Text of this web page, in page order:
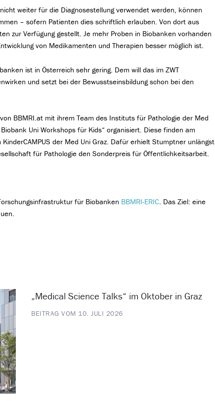
weiter für die Diagnosestellung verwendet werden, können
– sofern Patienten dies schriftlich erlauben. Von dort aus
zur Verfügung gestellt. Je mehr Proben in Biobanken vorhanden
von Medikamenten und Therapien besser möglich ist.
ist in Österreich sehr gering. Dem will das im ZWT
und setzt bei der Bewusstseinsbildung schon bei den
BBMRI.at mit ihrem Team des Instituts für Pathologie der Med
Uni Workshops für Kids“ organisiert. Diese finden am
der Med Uni Graz. Dafür erhielt Stumptner unlängst
für Pathologie den Sonderpreis für Öffentlichkeitsarbeit.
für Biobanken BBMRI-ERIC. Das Ziel: eine
„Medical Science Talks“ im Oktober in Graz
BEITRAG VOM 10. JULI 2026